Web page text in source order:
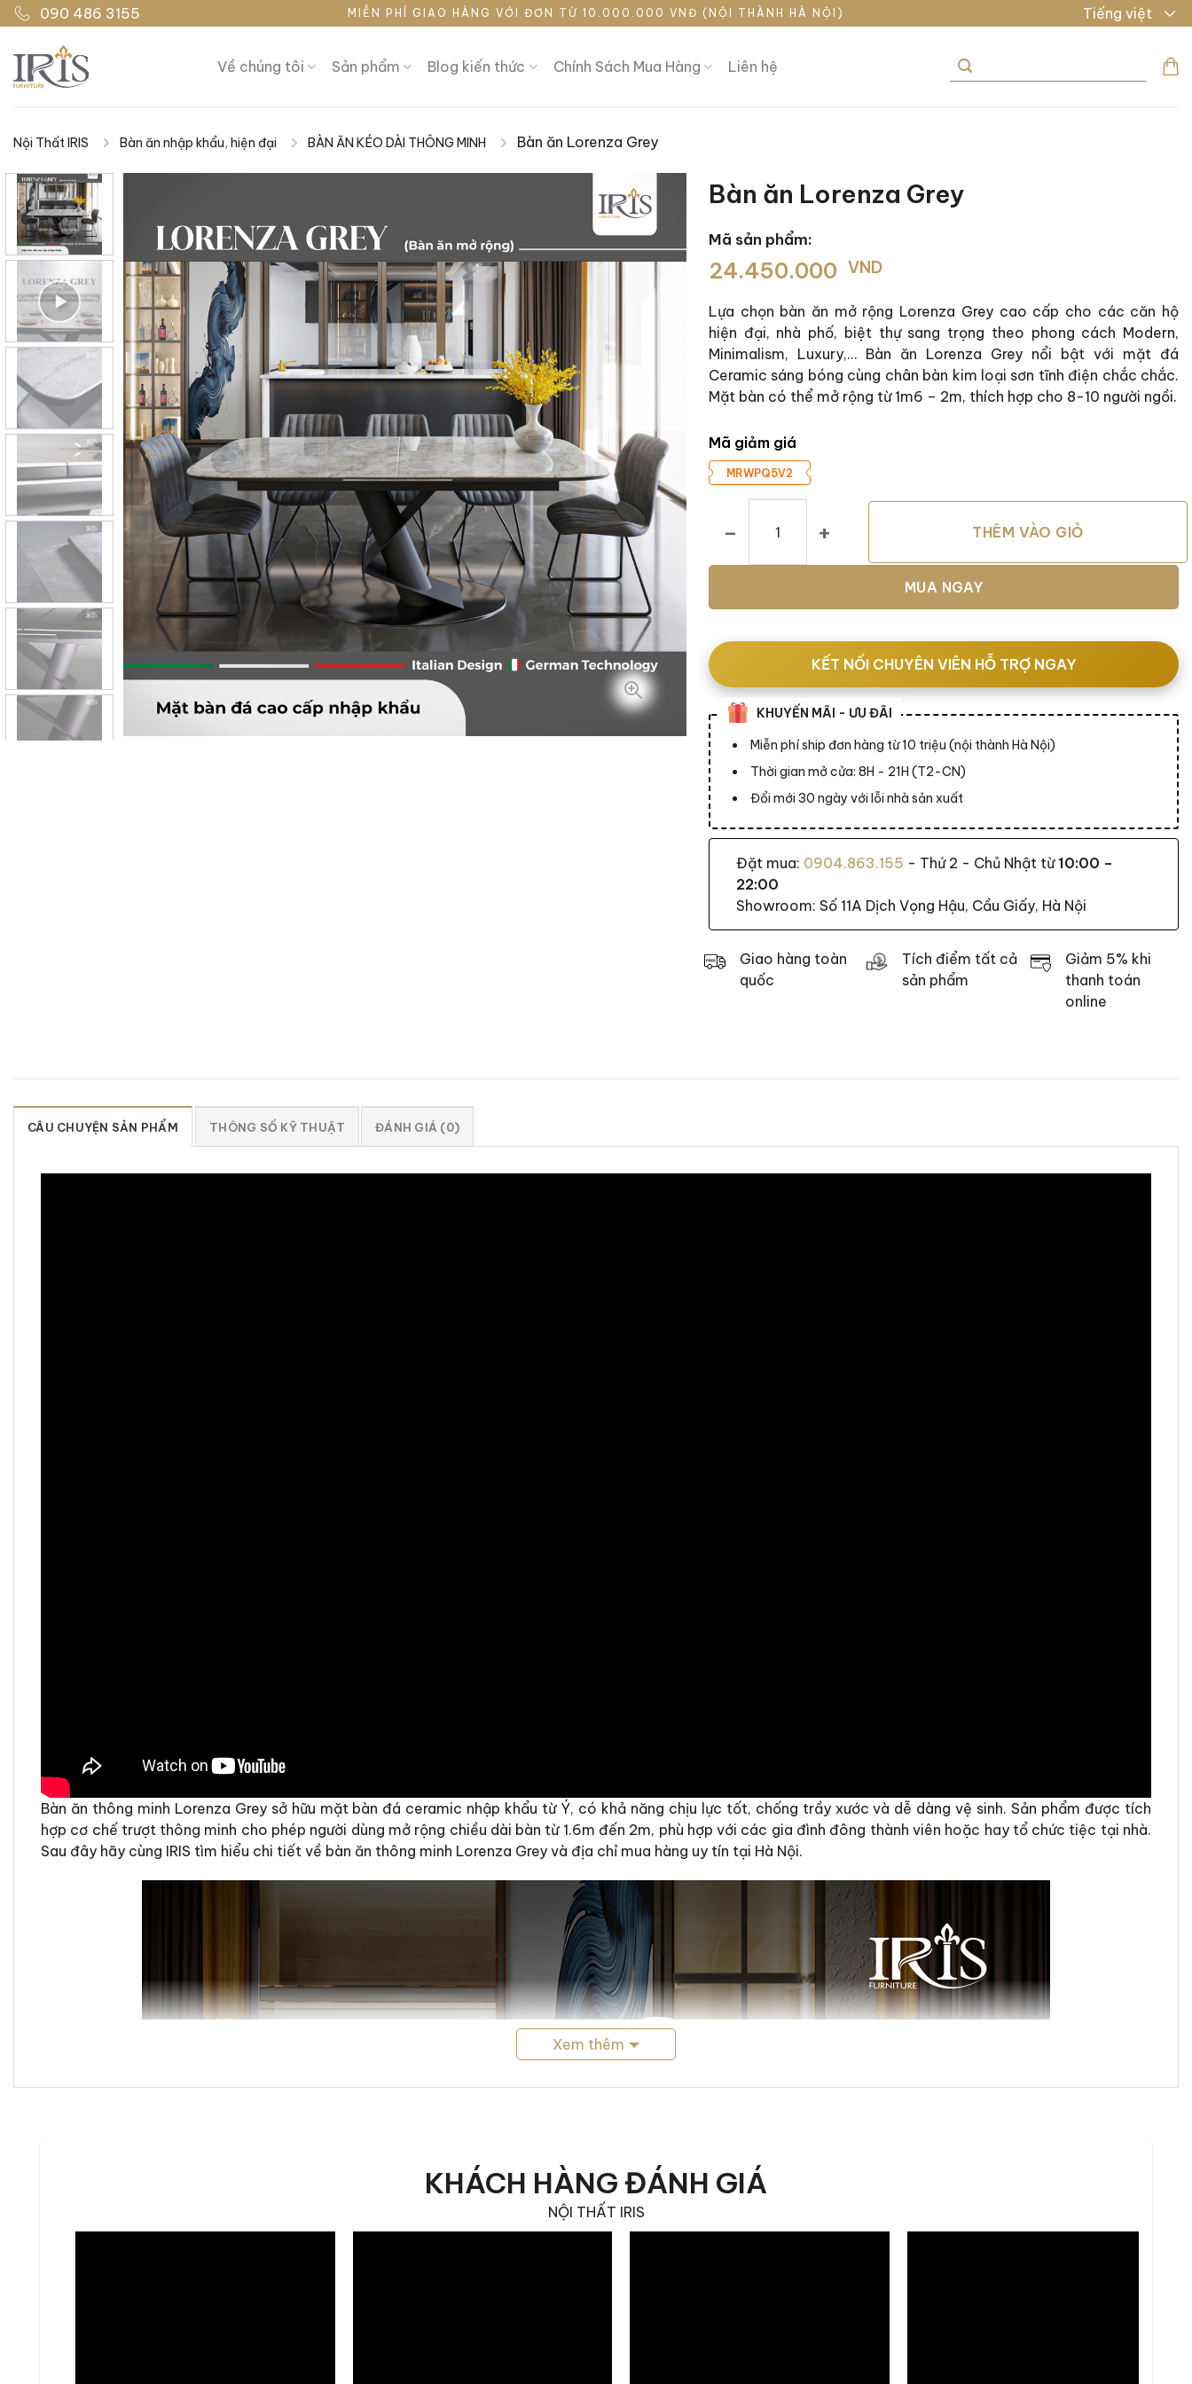
Bỏ
qua
nội
dung
090 486 3155 MIỄN PHÍ GIAO HÀNG VỚI ĐƠN TỪ 10.000.000 VNĐ (NỘI THÀNH HÀ NỘI) Tiếng việt
Về chúng tôi Sản phẩm Blog kiến thức Chính Sách Mua Hàng Liên hệ
kiếm:
Nội Thất IRIS Bàn ăn nhập khẩu, hiện đại BÀN ĂN KÉO DÀI THÔNG MINH Bàn ăn Lorenza Grey
Bàn ăn Lorenza Grey
Mã sản phẩm:
24.450.000 VND
Lựa chọn bàn ăn mở rộng Lorenza Grey cao cấp cho các căn hộ
hiện đại, nhà phố, biệt thự sang trọng theo phong cách Modern,
Minimalism, Luxury,… Bàn ăn Lorenza Grey nổi bật với mặt đá
Ceramic sáng bóng cùng chân bàn kim loại sơn tĩnh điện chắc chắc.
Mặt bàn có thể mở rộng từ 1m6 – 2m, thích hợp cho 8-10 người ngồi.
Mã giảm giá
MRWPQ5V2
Bàn ăn Lorenza Grey số lượng
THÊM VÀO GIỎ
MUA NGAY
KẾT NỐI CHUYÊN VIÊN HỖ TRỢ NGAY
KHUYẾN MÃI - ƯU ĐÃI
Miễn phí ship đơn hàng từ 10 triệu (nội thành Hà Nội)
Thời gian mở cửa: 8H - 21H (T2-CN)
Đổi mới 30 ngày với lỗi nhà sản xuất
Đặt mua: 0904.863.155 - Thứ 2 - Chủ Nhật từ10:00 –
22:00
Showroom: Số 11A Dịch Vọng Hậu, Cầu Giấy, Hà Nội
Giao hàng toàn
quốc
Tích điểm tất cả
sản phẩm
Giảm 5% khi
thanh toán
online
CÂU CHUYỆN SẢN PHẨM ĐÁNH GIÁ (0)
THÔNG SỐ KỸ THUẬT
Bàn ăn thông minh Lorenza Grey sở hữu mặt bàn đá ceramic nhập khẩu từ Ý, có khả năng chịu lực tốt, chống trầy xước và dễ dàng vệ sinh. Sản phẩm được tích
hợp cơ chế trượt thông minh cho phép người dùng mở rộng chiều dài bàn từ 1.6m đến 2m, phù hợp với các gia đình đông thành viên hoặc hay tổ chức tiệc tại nhà.
Sau đây hãy cùng IRIS tìm hiểu chi tiết về bàn ăn thông minh Lorenza Grey và địa chỉ mua hàng uy tín tại Hà Nội.
Xem thêm
KHÁCH HÀNG ĐÁNH GIÁ
NỘI THẤT IRIS